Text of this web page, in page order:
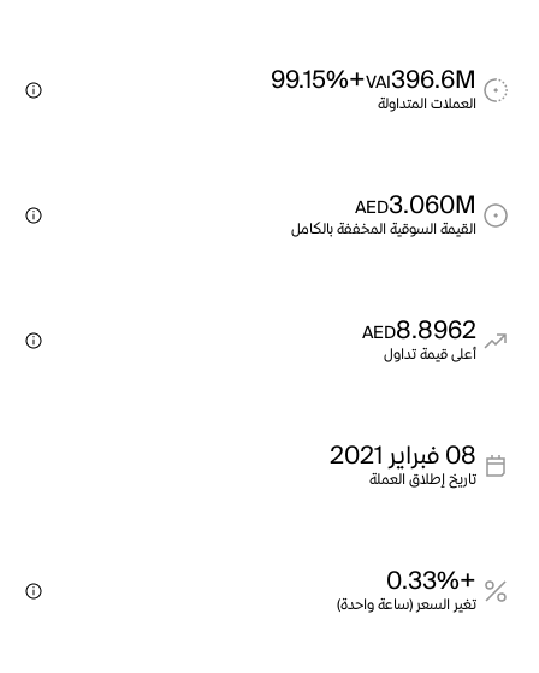
396.6M
VAI
+99.15%
العملات المتداولة
3.060M
AED
القيمة السوقية المخففة بالكامل
8.8962
AED
أعلى قيمة تداول
08 فبراير 2021
تاريخ إطلاق العملة
+0.33%
تغير السعر (ساعة واحدة)